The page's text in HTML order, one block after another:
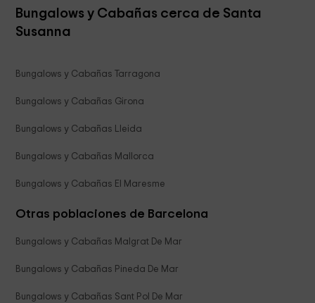
Bungalows y Cabañas cerca de Santa
Susanna
Bungalows y Cabañas Tarragona
Bungalows y Cabañas Girona
Bungalows y Cabañas Lleida
Bungalows y Cabañas Mallorca
Bungalows y Cabañas El Maresme
Otras poblaciones de Barcelona
Bungalows y Cabañas Malgrat De Mar
Bungalows y Cabañas Pineda De Mar
Bungalows y Cabañas Sant Pol De Mar